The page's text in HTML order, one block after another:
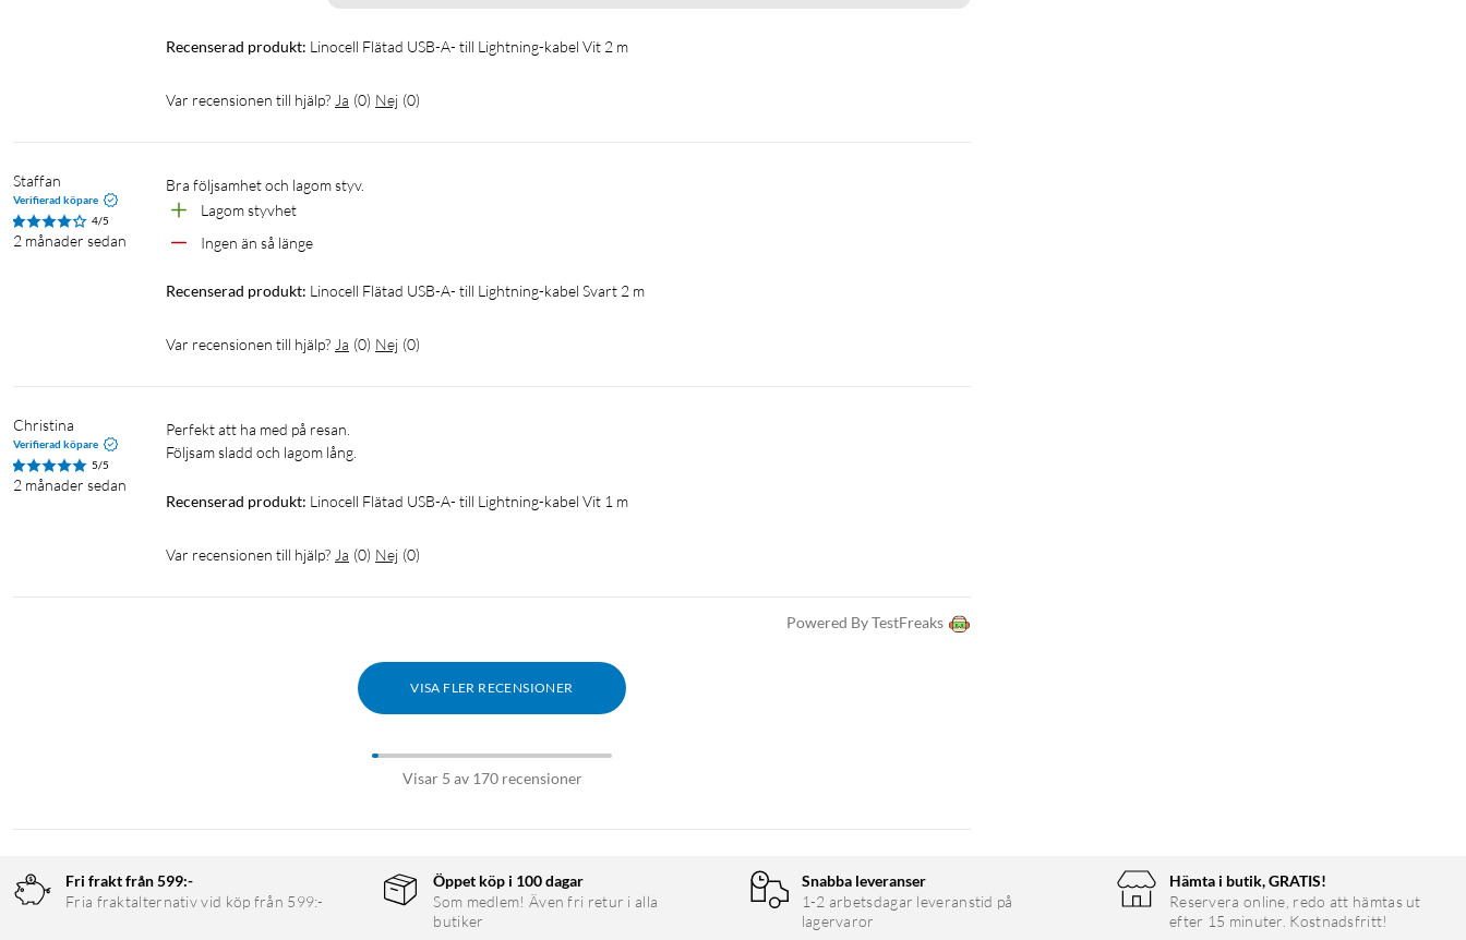
Recenserad produkt: Linocell Flätad USB-A- till Lightning-kabel Vit 2 m
Var recensionen till hjälp? Ja (0) Nej (0)
Staffan
Verifierad köpare
4/5
2 månader sedan
Bra följsamhet och lagom styv.
Lagom styvhet
Ingen än så länge
Recenserad produkt: Linocell Flätad USB-A- till Lightning-kabel Svart 2 m
Var recensionen till hjälp? Ja (0) Nej (0)
Christina
Verifierad köpare
5/5
2 månader sedan
Perfekt att ha med på resan.
Följsam sladd och lagom lång.
Recenserad produkt: Linocell Flätad USB-A- till Lightning-kabel Vit 1 m
Var recensionen till hjälp? Ja (0) Nej (0)
Powered By TestFreaks
VISA FLER RECENSIONER
Visar 5 av 170 recensioner
Fri frakt från 599:-
Fria fraktalternativ vid köp från 599:-
Öppet köp i 100 dagar
Som medlem! Även fri retur i alla
butiker
Snabba leveranser
1-2 arbetsdagar leveranstid på
lagervaror
Hämta i butik, GRATIS!
Reservera online, redo att hämtas ut
efter 15 minuter. Kostnadsfritt!